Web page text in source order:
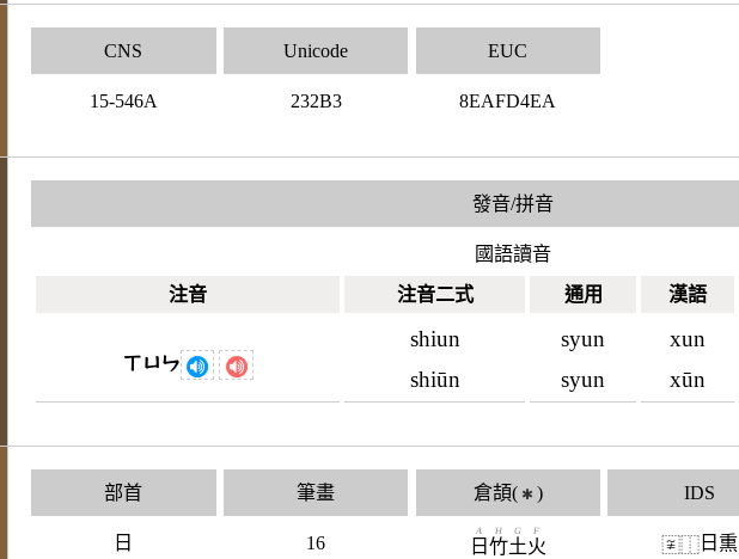
CNS
15-546A
Unicode
232B3
EUC
8EAFD4EA
發音/拼音
國語讀音
注音
注音二式 通用 漢語
ㄒㄩㄣ
shiun
shiūn
syun
syun
xun
xūn
部首
日
筆畫
16
倉頡( ✱ )
日
A
竹
H
土
G
火
F
IDS
〾⿰ 日𤋱